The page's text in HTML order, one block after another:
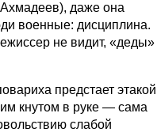
даже она
военные: дисциплина.
не видит, «деды»
предстает этакой
кнутом в руке — сама
слабой